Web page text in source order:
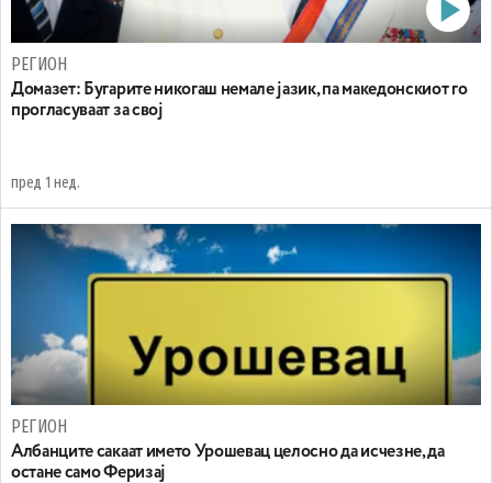
РЕГИОН
Домазет: Бугарите никогаш немале јазик, па македонскиот го
прогласуваат за свој
пред 1 нед.
РЕГИОН
Aлбанците сакаат името Урошевац целосно да исчезне, да
остане само Феризај